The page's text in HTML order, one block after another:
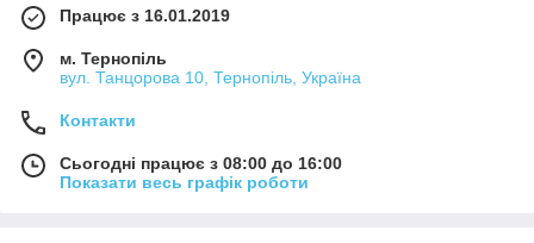
Працює з 16.01.2019
м. Тернопіль
вул. Танцорова 10, Тернопіль, Україна
Контакти
Сьогодні працює з 08:00 до 16:00
Показати весь графік роботи